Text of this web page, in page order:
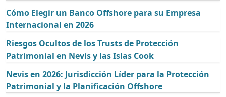
Cómo Elegir un Banco Offshore para su Empresa
Internacional en 2026
Riesgos Ocultos de los Trusts de Protección
Patrimonial en Nevis y las Islas Cook
Nevis en 2026: Jurisdicción Líder para la Protección
Patrimonial y la Planificación Offshore